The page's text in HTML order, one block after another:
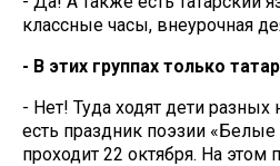
классные часы, внеурочная
- В этих группах только
- Нет! Туда ходят дети разных
есть праздник поэзии
проходит 22 октября. На